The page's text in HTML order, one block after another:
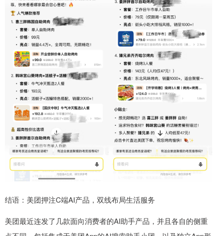
结语：美团押注C端AI产品，双线布局生活服务
美团最近连发了几款面向消费者的AI助手产品，并且各自的侧重